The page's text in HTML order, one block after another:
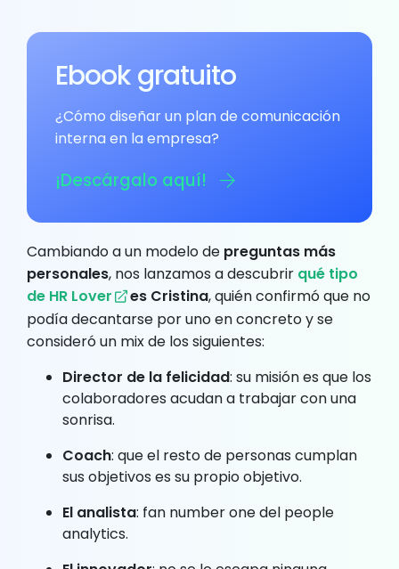
Ebook gratuito
¿Cómo diseñar un plan de comunicación
interna en la empresa?
¡Descárgalo aquí!
Cambiando a un modelo de preguntas más
personales, nos lanzamos a descubrir qué tipo
de HR Lover
es Cristina, quién confirmó que no
podía decantarse por uno en concreto y se
consideró un mix de los siguientes:
Director de la felicidad: su misión es que los
colaboradores acudan a trabajar con una
sonrisa.
Coach: que el resto de personas cumplan
sus objetivos es su propio objetivo.
El analista: fan number one del people
analytics.